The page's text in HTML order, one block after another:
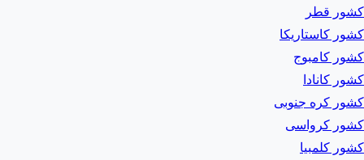
کشور قطر
کشور کاستاریکا
کشور کامبوج
کشور کانادا
کشور کره جنوبی
کشور کرواسی
کشور کلمبیا